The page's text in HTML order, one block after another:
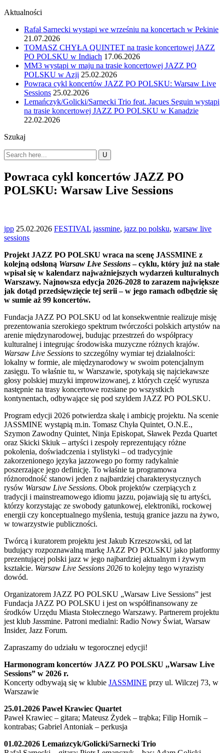
Aktualności
Rafał Sarnecki wystąpi we wrześniu na koncertach w Pekinie
21.07.2026
TOMASZ CHYŁA QUINTET na trasie koncertowej JAZZ
PO POLSKU w Indiach 17.06.2026
MM3 wystąpi w maju na trasie koncertowej JAZZ PO
POLSKU w Azji 25.02.2026
Powraca cykl koncertów JAZZ PO POLSKU: Warsaw Live
Sessions 25.02.2026
Lemańczyk/Golicki/Sarnecki Trio feat. Jacues Seguin wystąpi
na trasie koncertowej JAZZ PO POLSKU w Kanadzie
22.02.2026
Szukaj
Powraca cykl koncertów JAZZ PO
POLSKU: Warsaw Live Sessions
jpp 25.02.2026 FESTIVAL jassmine, jazz po polsku, warsaw live
sessions
Projekt JAZZ PO POLSKU wraca na scenę JASSMINE z
kolejną odsłoną Warsaw Live Sessions– cyklu, który już na stałe
wpisał się w kalendarz najważniejszych wydarzeń kulturalnych
Warszawy. Najnowsza edycja 2026-2028 to zarazem największe
jak dotąd przedsięwzięcie tej serii – w jego ramach odbędzie się
w sumie aż 99 koncertów.
Fundacja JAZZ PO POLSKU od lat konsekwentnie realizuje misję
prezentowania szerokiego spektrum twórczości polskich artystów na
arenie międzynarodowej, budując przestrzeń do współpracy
kulturalnej i integrując środowiska muzyczne różnych krajów.
Warsaw Live Sessions to szczególny wymiar tej działalności:
lokalny w formie, ale międzynarodowy w swoim potencjalnym
zasięgu. To właśnie tu, w Warszawie, spotykają się najciekawsze
głosy polskiej muzyki improwizowanej, z których część wyrusza
następnie na trasy koncertowe rozsiane po wszystkich
kontynentach, odbywające się pod szyldem JAZZ PO POLSKU.
Program edycji 2026 potwierdza skalę i ambicję projektu. Na scenie
JASSMINE wystąpią m.in. Tomasz Chyła Quintet, O.N.E.,
Szymon Zawodny Quintet, Ninja Episkopat, Sławek Pezda Quartet
oraz Skicki Skiuk – artyści i zespoły reprezentujący różne
pokolenia, doświadczenia i stylistyki – od tradycyjnie
zakorzenionego języka jazzowego po formy radykalnie
poszerzające jego definicję. To właśnie ta programowa
różnorodność stanowi jeden z najbardziej charakterystycznych
rysów Warsaw Live Sessions. Obok projektów czerpiących z
tradycji i mainstreamowego idiomu jazzu, pojawiają się tu artyści,
którzy korzystając ze swobody gatunkowej, elektroniki, rockowej
energii czy konceptualnego myślenia, testują granice jazzu na żywo,
w towarzystwie publiczności.
Twórcą i kuratorem projektu jest Jakub Krzeszowski, od lat
budujący rozpoznawalną markę JAZZ PO POLSKU jako platformy
prezentującej polski jazz w jego najbardziej aktualnym i żywym
kształcie. Warsaw Live Sessions 2026 to kolejny tego wyrazisty
dowód.
Organizatorem JAZZ PO POLSKU „Warsaw Live Sessions” jest
Fundacja JAZZ PO POLSKU i jest on współfinansowany ze
środków Urzędu Miasta Stołecznego Warszawy. Partnerem projektu
jest klub Jassmine. Patroni medialni: Radio Nowy Świat, Warsaw
Insider, Jazz Forum.
Zapraszamy do udziału w tegorocznej edycji!
Harmonogram koncertów JAZZ PO POLSKU ,,Warsaw Live
Sessions” w 2026 r.
Koncerty odbywają się w klubie JASSMINE przy ul. Wilczej 73, w
Warszawie
25.01.2026 Paweł Krawiec Quartet
Paweł Krawiec – gitara; Mateusz Żydek – trąbka; Filip Hornik –
kontrabas; Gabriel Antoniak – perkusja
01.02.2026 Lemańzcyk/Golicki/Sarnecki Trio